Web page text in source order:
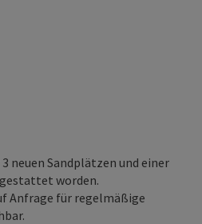
neuen Sandplätzen und einer
worden.
Anfrage für regelmäßige